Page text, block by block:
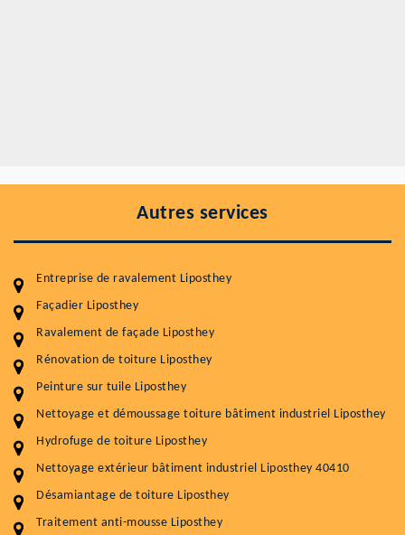
Autres services
Entreprise de ravalement Liposthey
Façadier Liposthey
Ravalement de façade Liposthey
Rénovation de toiture Liposthey
Peinture sur tuile Liposthey
Nettoyage et démoussage toiture bâtiment industriel Liposthey
Hydrofuge de toiture Liposthey
Nettoyage extérieur bâtiment industriel Liposthey 40410
Désamiantage de toiture Liposthey
Traitement anti-mousse Liposthey
Entretenir votre toiture, c'est préserver sa
durabilité
Plus de 15 ans d'expérience en couverture et facade
Service
Nettoyageb toiture
Démoussage toiture